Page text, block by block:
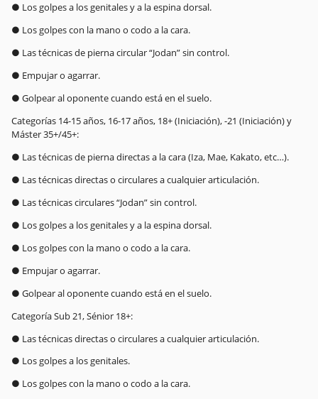
● Los golpes a los genitales y a la espina dorsal.
● Los golpes con la mano o codo a la cara.
● Las técnicas de pierna circular “Jodan” sin control.
● Empujar o agarrar.
● Golpear al oponente cuando está en el suelo.
Categorías 14-15 años, 16-17 años, 18+ (Iniciación), -21 (Iniciación) y
Máster 35+/45+:
● Las técnicas de pierna directas a la cara (Iza, Mae, Kakato, etc…).
● Las técnicas directas o circulares a cualquier articulación.
● Las técnicas circulares “Jodan” sin control.
● Los golpes a los genitales y a la espina dorsal.
● Los golpes con la mano o codo a la cara.
● Empujar o agarrar.
● Golpear al oponente cuando está en el suelo.
Categoría Sub 21, Sénior 18+:
● Las técnicas directas o circulares a cualquier articulación.
● Los golpes a los genitales.
● Los golpes con la mano o codo a la cara.